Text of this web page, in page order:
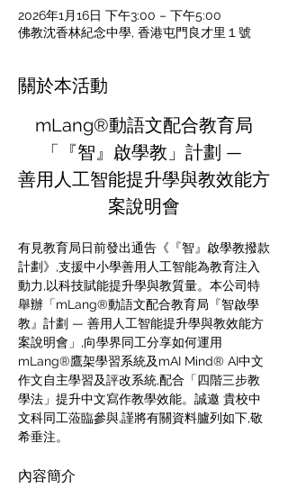
2026年1月16日 下午3:00 – 下午5:00
佛教沈香林紀念中學, 香港屯門良才里１號
關於本活動
mLang®動語文配合教育局
「『智』啟學教」計劃 —
善用人工智能提升學與教效能方
案說明會
有見教育局日前發出通告《『智』啟學教撥款
計劃》,支援中小學善用人工智能為教育注入
動力,以科技賦能提升學與教質量。本公司特
舉辦「mLang®動語文配合教育局『智啟學
教』計劃 — 善用人工智能提升學與教效能方
案說明會」,向學界同工分享如何運用
mLang®鷹架學習系統及mAI Mind® AI中文
作文自主學習及評改系統,配合「四階三步教
學法」提升中文寫作教學效能。誠邀 貴校中
文科同工蒞臨參與,謹將有關資料臚列如下,敬
希垂注。
內容簡介